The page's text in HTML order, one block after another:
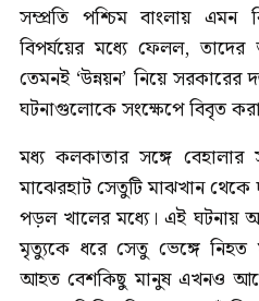
সম্প্রতি পশ্চিম বাংলায়
বিপর্যয়ের মধ্যে ফেলল,
তেমনই ‘উন্নয়ন’ নিয়ে সরকারের
ঘটনাগুলোকে সংক্ষেপে বিবৃত
মধ্য কলকাতার সঙ্গে
মাঝেরহাট সেতুটি মাঝখান থেকে
পড়ল খালের মধ্যে। এই
মৃত্যুকে ধরে সেতু ভেঙ্গে নিহত
আহত বেশকিছু মানুষ এখনও